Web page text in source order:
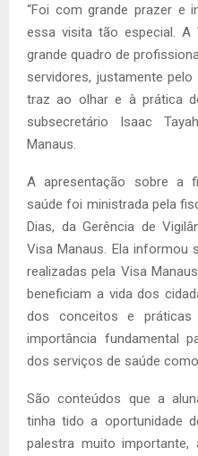
“Foi com grande prazer e
essa visita tão especial.
grande quadro de
servidores, justamente
traz ao olhar e à prática
subsecretário Isaac
Manaus.
A apresentação sobre a
saúde foi ministrada pela
Dias, da Gerência de
Visa Manaus. Ela informou
realizadas pela Visa
beneficiam a vida dos
dos conceitos e práticas
importância fundamental
dos serviços de saúde
São conteúdos que a
tinha tido a oportunidade
palestra muito